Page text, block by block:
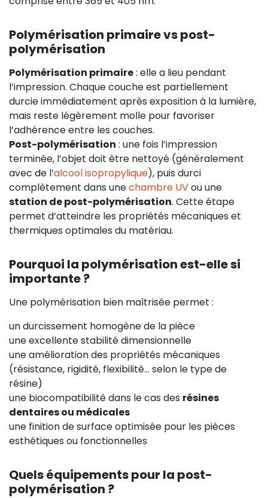
Polymérisation primaire vs post-
polymérisation
Polymérisation primaire: elle a lieu pendant
l’impression. Chaque couche est partiellement
durcie immédiatement après exposition à la lumière,
mais reste légèrement molle pour favoriser
l’adhérence entre les couches.
Post-polymérisation : une fois l’impression
terminée, l’objet doit être nettoyé (généralement
avec de l’alcool isopropylique), puis durci
complètement dans unechambre UVou une
station de post-polymérisation. Cette étape
permet d’atteindre les propriétés mécaniques et
thermiques optimales du matériau.
Pourquoi la polymérisation est-elle si
importante ?
Une polymérisation bien maîtrisée permet :
un durcissement homogène de la pièce
une excellente stabilité dimensionnelle
une amélioration des propriétés mécaniques
(résistance, rigidité, flexibilité… selon le type de
résine)
une biocompatibilité dans le cas des résines
dentaires ou médicales
une finition de surface optimisée pour les pièces
esthétiques ou fonctionnelles
Quels équipements pour la post-
polymérisation ?